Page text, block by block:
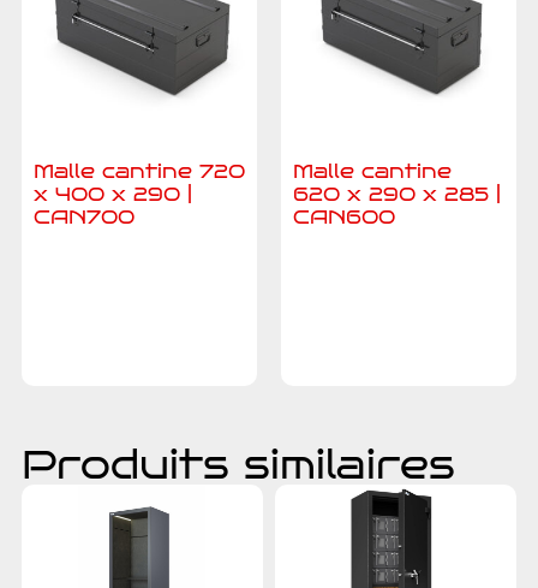
Malle cantine 720
x 400 x 290 |
CAN700
Malle cantine
620 x 290 x 285 |
CAN600
Produits similaires